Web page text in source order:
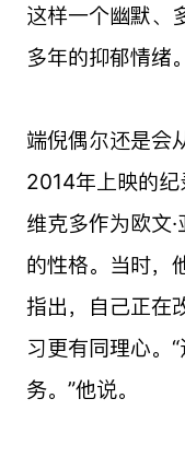
这样一个幽默、
多年的抑郁情绪。
端倪偶尔还是会
2014年上映的纪
维克多作为欧文
的性格。当时，
指出，自己正在
习更有同理心。
务。”他说。